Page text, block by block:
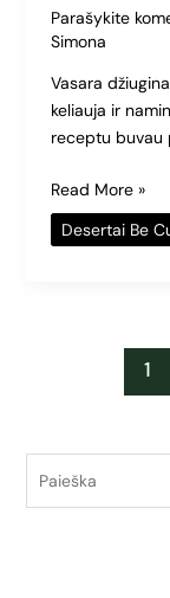
Parašykite
Simona
Vasara
keliauja ir
receptu buvau
Read More »
Desertai Be
1